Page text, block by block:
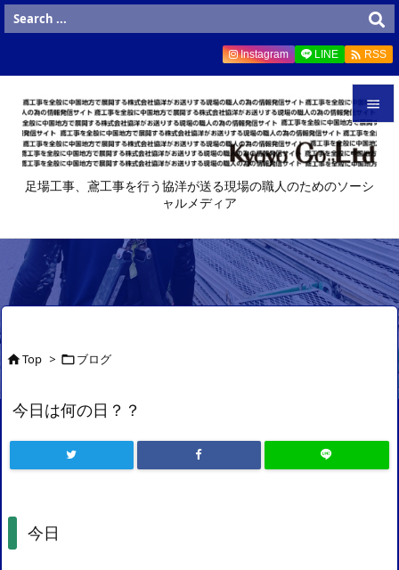


メニュ


前へ

次へ
Instagram LINE  RSS
足場工事、鳶工事を行う協洋が送る現場の職人のためのソーシ
ャルメディア
Top > ブログ
今日は何の日？？
今日